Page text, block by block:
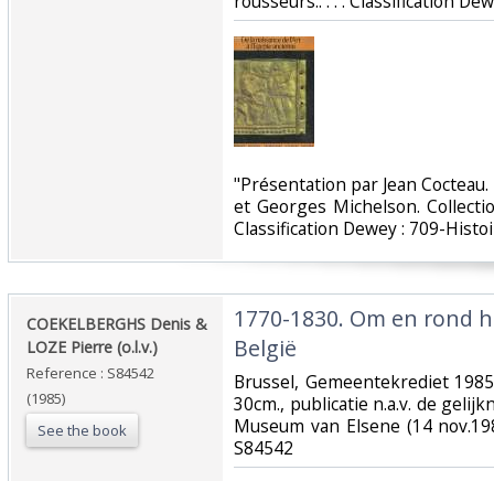
‎"Présentation par Jean
et Georges Michelson.
Classification Dewey : 709-
‎COEKELBERGHS Denis &
LOZE Pierre (o.l.v.)‎
Reference : S84542
(1985)
See the book
‎1770-1830. Om en rond
België‎
‎Brussel, Gemeentekrediet
30cm., publicatie n.a.v. de
Museum van Elsene (14
S84542‎